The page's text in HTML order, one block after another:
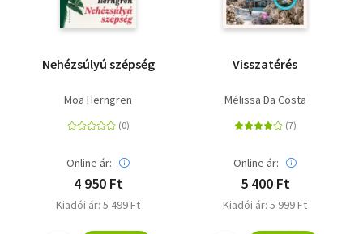
Nehézsúlyú szépség
Moa Herngren
Online ár:
4 950 Ft
Kiadói ár: 5 499 Ft
Visszatérés
Mélissa Da Costa
Online ár:
5 400 Ft
Kiadói ár: 5 999 Ft